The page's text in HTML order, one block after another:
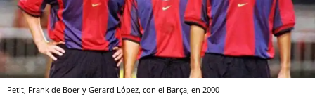
Petit, Frank de Boer y Gerard López, con el Barça, en 2000